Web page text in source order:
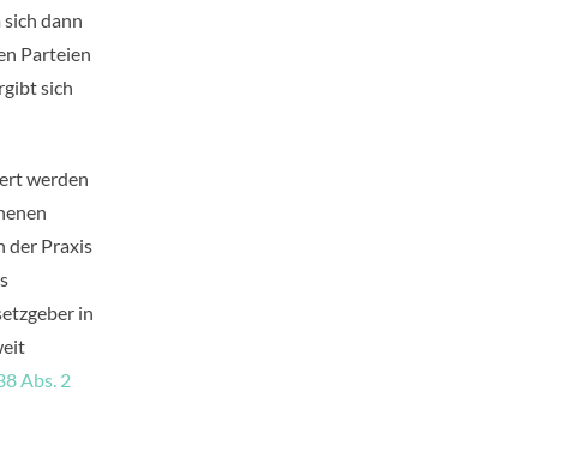
dann
Parteien
sich
werden
der Praxis
in
Abs. 2